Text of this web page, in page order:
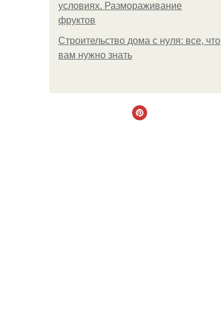
условиях. Размораживание
фруктов
Строительство дома с нуля: все, что
вам нужно знать